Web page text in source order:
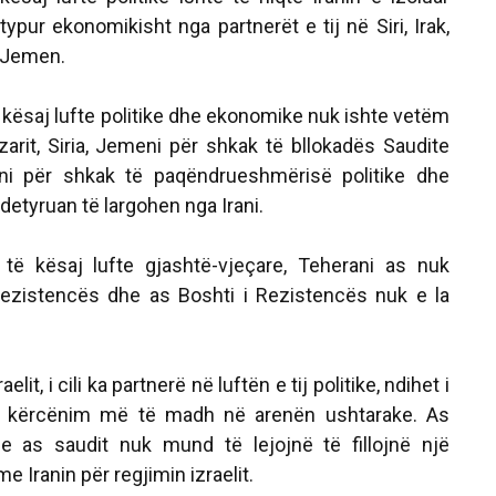
ekonomikisht nga partnerët e tij në Siri, Irak,
lufte politike dhe ekonomike nuk ishte vetëm
Siria, Jemeni për shkak të bllokadës Saudite
për shkak të paqëndrueshmërisë politike dhe
të largohen nga Irani.
kësaj lufte gjashtë-vjeçare, Teherani as nuk
dhe as Boshti i Rezistencës nuk e la
i cili ka partnerë në luftën e tij politike, ndihet i
më të madh në arenën ushtarake. As
as saudit nuk mund të lejojnë të fillojnë një
Iranin për regjimin izraelit.